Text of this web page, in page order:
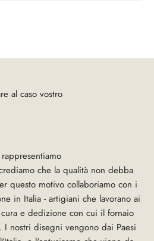
che la qualità non debba
questo motivo collaboriamo con i
in Italia - artigiani che lavorano ai
e dedizione con cui il fornaio
I nostri disegni vengono dai Paesi